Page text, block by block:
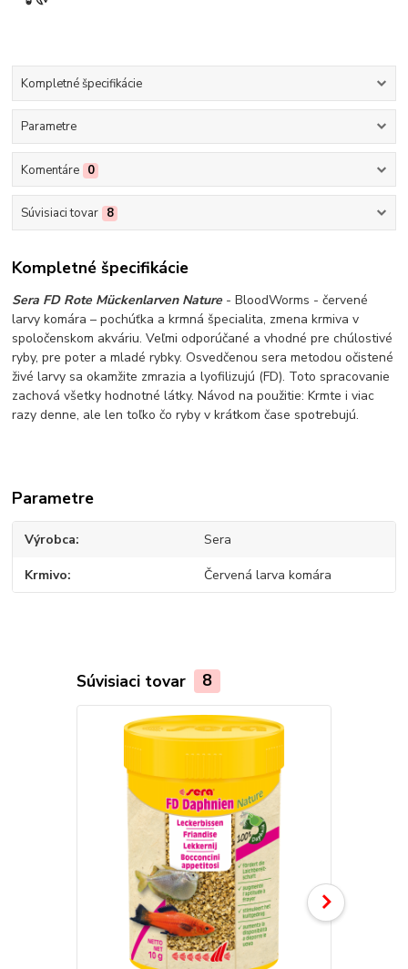
Kompletné špecifikácie
Parametre
Komentáre 0
Súvisiaci tovar 8
Kompletné špecifikácie
Sera FD Rote Mückenlarven Nature- BloodWorms - červené
larvy komára – pochúťka a krmná špecialita, zmena krmiva v
spoločenskom akváriu. Veľmi odporúčané a vhodné pre chúlostivé
ryby, pre poter a mladé rybky. Osvedčenou sera metodou očistené
živé larvy sa okamžite zmrazia a lyofilizujú (FD). Toto spracovanie
zachová všetky hodnotné látky. Návod na použitie: Krmte i viac
razy denne, ale len toľko čo ryby v krátkom čase spotrebujú.
Parametre
Výrobca Sera
Krmivo Červená larva komára
Súvisiaci tovar 8